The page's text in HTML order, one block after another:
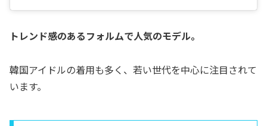
トレンド感のあるフォルムで人気のモデル。
韓国アイドルの着用も多く、若い世代を中心に注目されて
います。